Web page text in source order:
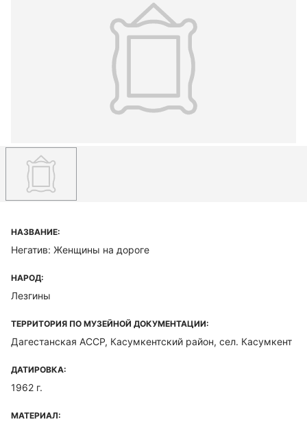
НАЗВАНИЕ:
Негатив: Женщины на дороге
НАРОД:
Лезгины
ТЕРРИТОРИЯ ПО МУЗЕЙНОЙ ДОКУМЕНТАЦИИ:
Дагестанская ACCP, Касумкентский район, сел. Касумкент
ДАТИРОВКА:
1962 г.
МАТЕРИАЛ: